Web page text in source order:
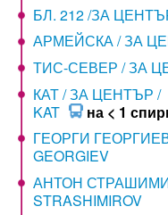
БЛ. 212 /ЗА
АРМЕЙСКА / ЗА
ТИС-СЕВЕР / ЗА
КАТ / ЗА ЦЕНТЪР /
KAT
на < 1
ГЕОРГИ
GEORGIEV
АНТОН
STRASHIMIROV